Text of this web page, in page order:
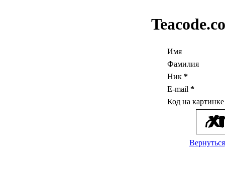
Имя
Фамилия
Ник *
E-mail *
Код на
Вернуться